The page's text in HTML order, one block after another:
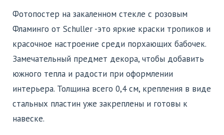
Фотопостер на закаленном стекле с розовым
Фламинго от Schuller -это яркие краски тропиков и
красочное настроение среди порхающих бабочек.
Замечательный предмет декора, чтобы добавить
южного тепла и радости при оформлении
интерьера. Толщина всего 0,4 см, крепления в виде
стальных пластин уже закреплены и готовы к
навеске.